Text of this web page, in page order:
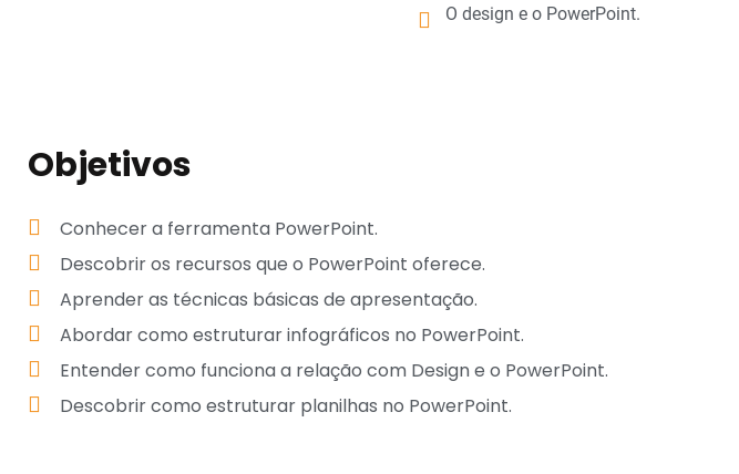
O design e o PowerPoint.
Objetivos
Conhecer a ferramenta PowerPoint.
Descobrir os recursos que o PowerPoint oferece.
Aprender as técnicas básicas de apresentação.
Abordar como estruturar infográficos no PowerPoint.
Entender como funciona a relação com Design e o PowerPoint.
Descobrir como estruturar planilhas no PowerPoint.